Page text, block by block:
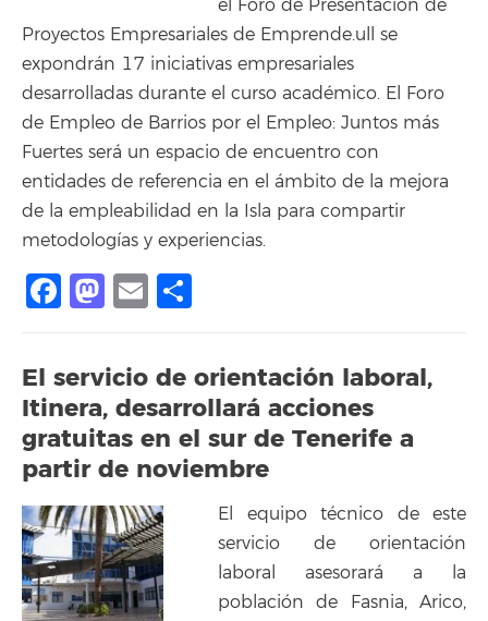
el Foro de Presentación de
Proyectos Empresariales de Emprende.ull se
expondrán 17 iniciativas empresariales
desarrolladas durante el curso académico. El Foro
de Empleo de Barrios por el Empleo: Juntos más
Fuertes será un espacio de encuentro con
entidades de referencia en el ámbito de la mejora
de la empleabilidad en la Isla para compartir
metodologías y experiencias.
Facebook
Mastodon
Email
El servicio de orientación laboral,
Itinera, desarrollará acciones
gratuitas en el sur de Tenerife a
partir de noviembre
El equipo técnico de este
servicio de orientación
laboral asesorará a la
población de Fasnia, Arico,